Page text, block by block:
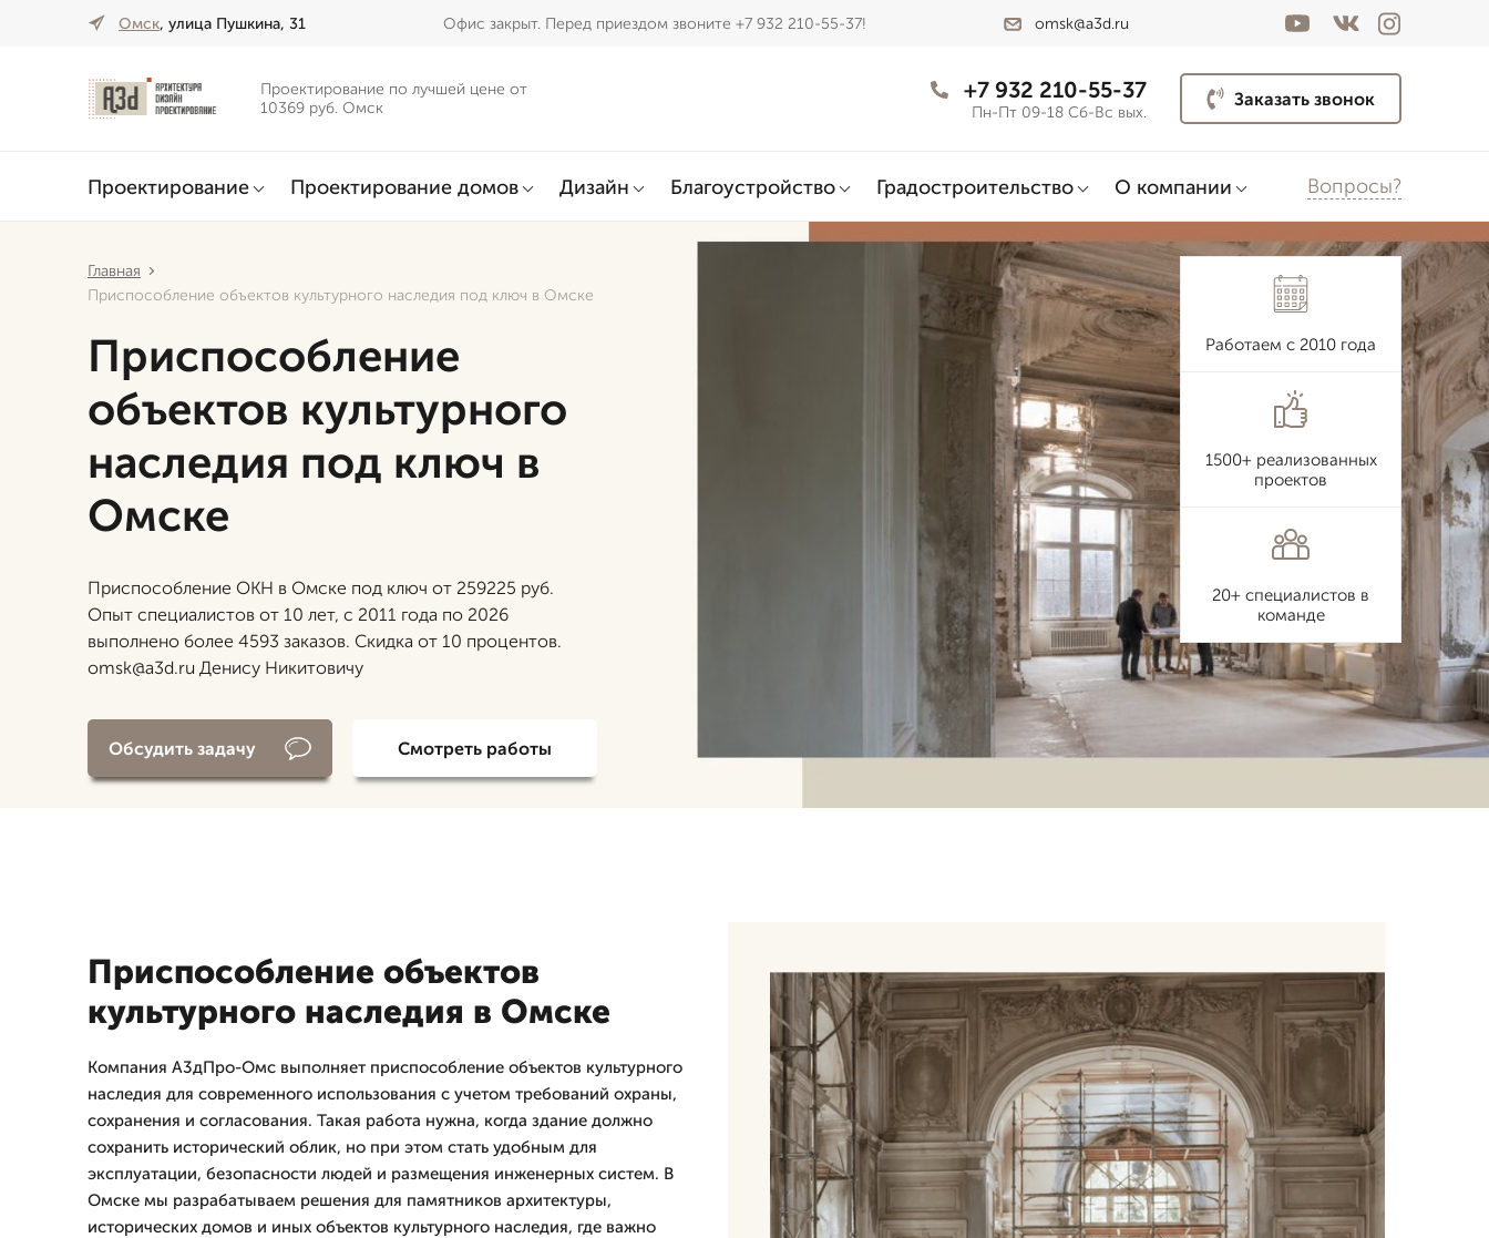
Омск, улица Пушкина, 31 Офис закрыт. Перед приездом звоните +7 932 210-55-37! omsk@a3d.ru
Проектирование по лучшей цене от
10369 руб. Омск
+7 932 210-55-37
Пн-Пт 09-18 Сб-Вс вых.
Заказать звонок
Проектирование Проектирование домов Дизайн Благоустройство Градостроительство О компании Вопросы?
Главная
Приспособление объектов культурного наследия под ключ в Омске
Приспособление
объектов культурного
наследия под ключ в
Омске
Приспособление ОКН в Омске под ключ от 259225 руб.
Опыт специалистов от 10 лет, с 2011 года по 2026
выполнено более 4593 заказов. Скидка от 10 процентов.
omsk@a3d.ru Денису Никитовичу
Обсудить задачу Смотреть работы
Работаем с 2010 года
1500+ реализованных
проектов
20+ специалистов в
команде
Приспособление объектов
культурного наследия в Омске
Компания А3дПро-Омс выполняет приспособление объектов культурного
наследия для современного использования с учетом требований охраны,
сохранения и согласования. Такая работа нужна, когда здание должно
сохранить исторический облик, но при этом стать удобным для
эксплуатации, безопасности людей и размещения инженерных систем. В
Омске мы разрабатываем решения для памятников архитектуры,
исторических домов и иных объектов культурного наследия, где важно